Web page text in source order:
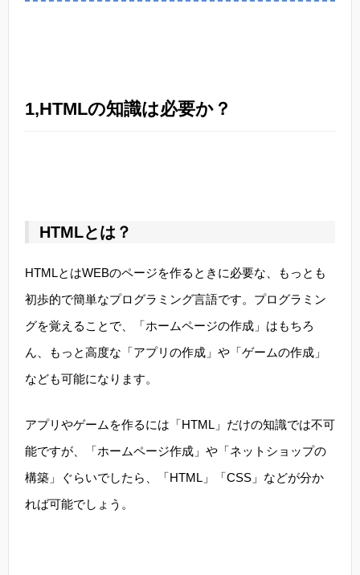
1,HTMLの知識は必要か？
HTMLとは？
HTMLとはWEBのページを作るときに必要な、もっとも
初歩的で簡単なプログラミング言語です。プログラミン
グを覚えることで、「ホームページの作成」はもちろ
ん、もっと高度な「アプリの作成」や「ゲームの作成」
なども可能になります。
アプリやゲームを作るには「HTML」だけの知識では不可
能ですが、「ホームページ作成」や「ネットショップの
構築」ぐらいでしたら、「HTML」「CSS」などが分か
れば可能でしょう。